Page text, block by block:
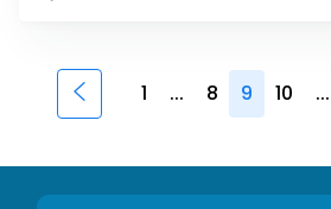
1 ... 8 9 10 ...